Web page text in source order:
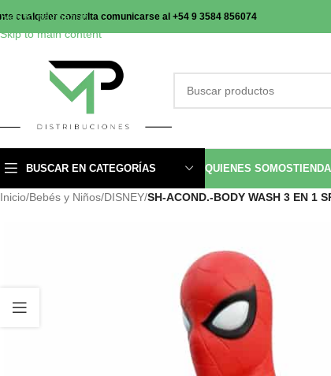
Skip to navigation
Skip to main content
cualquier consulta comunicarse al +54 9 3584 856074
BUSCAR EN CATEGORÍAS QUIENES SOMOS
Inicio/Bebés y Niños/DISNEY/SH-ACOND.-BODY WASH 3 EN 1